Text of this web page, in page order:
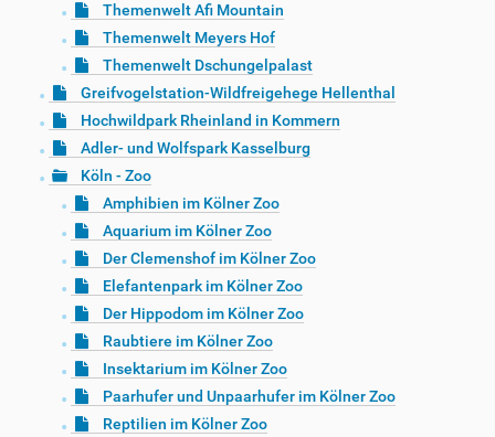
Themenwelt Afi Mountain
Themenwelt Meyers Hof
Themenwelt Dschungelpalast
Greifvogelstation-Wildfreigehege Hellenthal
Hochwildpark Rheinland in Kommern
Adler- und Wolfspark Kasselburg
Köln - Zoo
Amphibien im Kölner Zoo
Aquarium im Kölner Zoo
Der Clemenshof im Kölner Zoo
Elefantenpark im Kölner Zoo
Der Hippodom im Kölner Zoo
Raubtiere im Kölner Zoo
Insektarium im Kölner Zoo
Paarhufer und Unpaarhufer im Kölner Zoo
Reptilien im Kölner Zoo